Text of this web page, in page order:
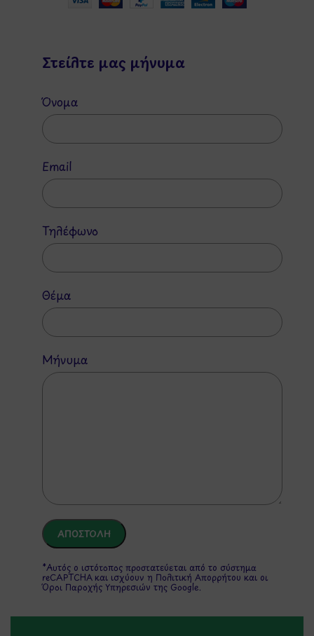
Στείλτε μας μήνυμα
Όνομα
Email
Τηλέφωνο
Θέμα
Μήνυμα
*Αυτός ο ιστότοπος προστατεύεται από το σύστημα
reCAPTCHA και ισχύουν η Πολιτική Απορρήτου και οι
Όροι Παροχής Υπηρεσιώντης Google.